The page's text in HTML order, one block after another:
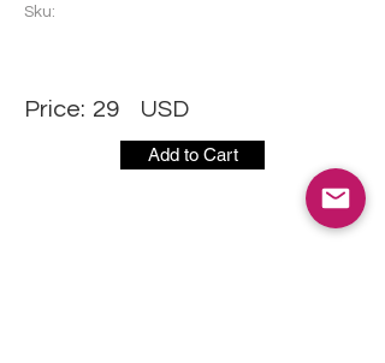
Sku:
Price: 29 USD
Add to Cart